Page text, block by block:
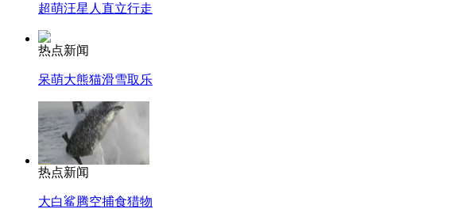
超萌汪星人直立行走
热点新闻
呆萌大熊猫滑雪取乐
热点新闻
大白鲨腾空捕食猎物